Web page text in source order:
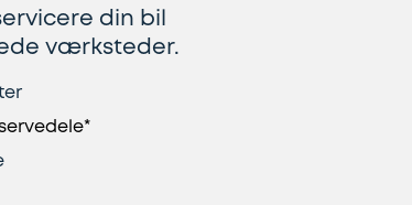
din bil
værksteder.